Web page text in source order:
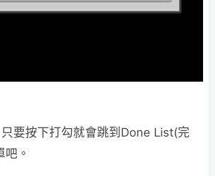
要按下打勾就會跳到Done List(完
。